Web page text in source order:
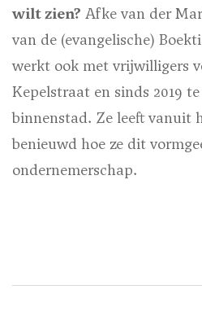
wilt zien? Afke van der
van de (evangelische)
werkt ook met vrijwilligers
Kepelstraat en sinds 2019
binnenstad. Ze leeft vanuit
benieuwd hoe ze dit
ondernemerschap.